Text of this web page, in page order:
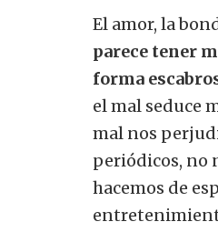
El amor, la
parece tener
forma
el mal seduce
mal nos
periódicos, no
hacemos de